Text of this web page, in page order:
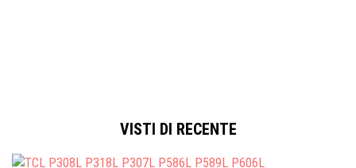
VISTI DI RECENTE